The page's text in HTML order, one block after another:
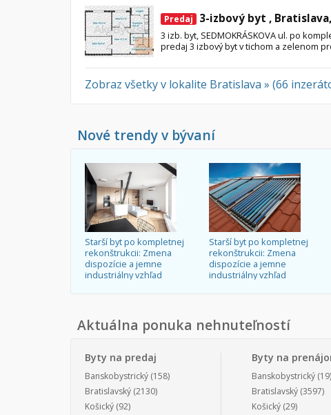
Predaj 3-izbový byt ,
3 izb. byt, SEDMOKRÁSKOVA ul. po
predaj 3 izbový byt v tichom a zelenom
Zobraz všetky v lokalite Bratislava » (66
Nové trendy v bývaní
Starší byt po kompletnej
rekonštrukcii: Zmena
dispozície a jemne
industriálny vzhľad
Starší byt po kompletnej
rekonštrukcii: Zmena
dispozície a jemne
industriálny vzhľad
Aktuálna ponuka nehnuteľností
Byty na predaj
Banskobystrický (158)
Bratislavský (2130)
Košický (92)
Byty na
Banskobystrický(19)
Bratislavský(3597)
Košický(29)